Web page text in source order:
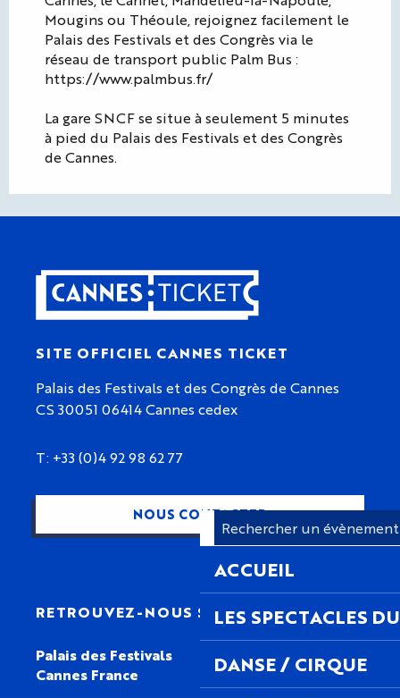
ACCUEIL
LES SPECTACLES
DANSE / CIRQUE
Mougins ou Théoule, rejoignez facilement le
Palais des Festivals et des Congrès via le
réseau de transport public Palm Bus :
https://www.palmbus.fr/
La gare SNCF se situe à seulement 5 minutes
à pied du Palais des Festivals et des Congrès
de Cannes.
SITE OFFICIEL CANNES TICKET
Palais des Festivals et des Congrès de Cannes
CS 30051 06414 Cannes cedex
T: +33 (0)4 92 98 62 77
NOUS CONTACTER
RETROUVEZ-NOUS SUR
Palais des Festivals
Cannes France